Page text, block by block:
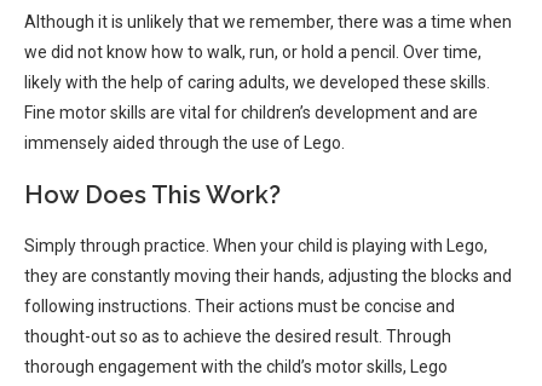
Although it is unlikely that we remember, there was a time when
we did not know how to walk, run, or hold a pencil. Over time,
likely with the help of caring adults, we developed these skills.
Fine motor skills are vital for children’s development and are
immensely aided through the use of Lego.
How Does This Work?
Simply through practice. When your child is playing with Lego,
they are constantly moving their hands, adjusting the blocks and
following instructions. Their actions must be concise and
thought-out so as to achieve the desired result. Through
thorough engagement with the child’s motor skills, Lego